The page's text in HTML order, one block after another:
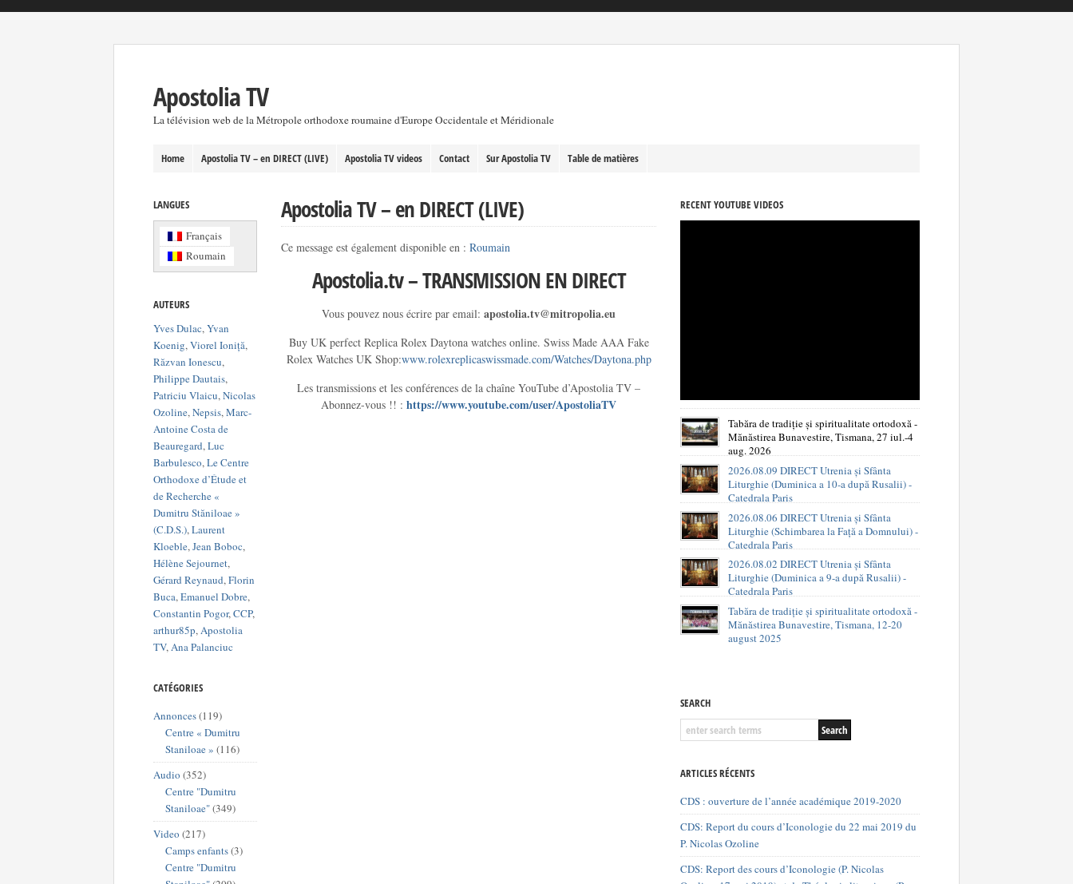
Apostolia TV
La télévision web de la Métropole orthodoxe roumaine d'Europe Occidentale et Méridionale
Home Apostolia TV – en DIRECT (LIVE) Apostolia TV videos Contact Sur Apostolia TV Table de matières
Apostolia TV – en DIRECT (LIVE)
Ce message est également disponible en :Roumain
Apostolia.tv – TRANSMISSION EN DIRECT
Vous pouvez nous écrire par email:apostolia.tv@mitropolia.eu
Buy UK perfect Replica Rolex Daytona watches online. Swiss Made AAA Fake
Rolex Watches UK Shop:www.rolexreplicaswissmade.com/Watches/Daytona.php
Les transmissions et les conférences de la chaîne YouTube d’Apostolia TV –
Abonnez-vous !! :https://www.youtube.com/user/ApostoliaTV
LANGUES
Français
Roumain
AUTEURS
Yves Dulac,Yvan
Koenig,Viorel Ioniță,
Răzvan Ionescu,
Philippe Dautais,
Patriciu Vlaicu,Nicolas
Ozoline,Nepsis,Marc-
Antoine Costa de
Beauregard,Luc
Barbulesco,Le Centre
Orthodoxe d’Étude et
de Recherche «
Dumitru Stăniloae »
(C.D.S.),Laurent
Kloeble,Jean Boboc,
Hélène Sejournet,
Gérard Reynaud,Florin
Buca,Emanuel Dobre,
Constantin Pogor,CCP,
arthur85p,Apostolia
TV,Ana Palanciuc
CATÉGORIES
Annonces(119)
Centre « Dumitru
Staniloae » (116)
Audio (352)
Centre "Dumitru
Staniloae"(349)
Video (217)
Camps enfants(3)
Centre "Dumitru
RECENT YOUTUBE VIDEOS
Tabăra de tradiție și spiritualitate ortodoxă -
Mănăstirea Bunavestire, Tismana, 27 iul.-4
aug. 2026
2026.08.09 DIRECT Utrenia și Sfânta
Liturghie (Duminica a 10-a după Rusalii) -
Catedrala Paris
2026.08.06 DIRECT Utrenia și Sfânta
Liturghie (Schimbarea la Față a Domnului) -
Catedrala Paris
2026.08.02 DIRECT Utrenia și Sfânta
Liturghie (Duminica a 9-a după Rusalii) -
Catedrala Paris
Tabăra de tradiție și spiritualitate ortodoxă -
Mănăstirea Bunavestire, Tismana, 12-20
august 2025
SEARCH
ARTICLES RÉCENTS
CDS : ouverture de l’année académique 2019-2020
CDS: Report du cours d’Iconologie du 22 mai 2019 du
P. Nicolas Ozoline
CDS: Report des cours d’Iconologie (P. Nicolas